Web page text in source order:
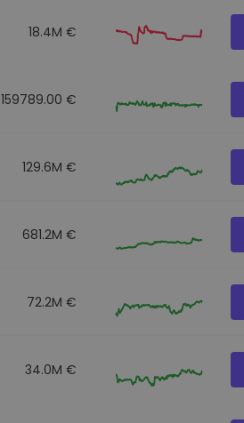
18.4M €
159789.00 €
129.6M €
681.2M €
72.2M €
34.0M €